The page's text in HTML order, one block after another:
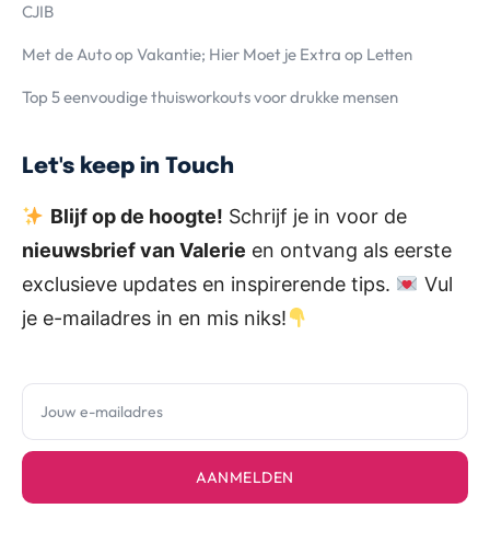
CJIB
Met de Auto op Vakantie; Hier Moet je Extra op Letten
Top 5 eenvoudige thuisworkouts voor drukke mensen
Let's keep in Touch
Blijf op de hoogte! Schrijf je in voor de
nieuwsbrief van Valerie en ontvang als eerste
exclusieve updates en inspirerende tips.
Vul
je e-mailadres in en mis niks!
AANMELDEN